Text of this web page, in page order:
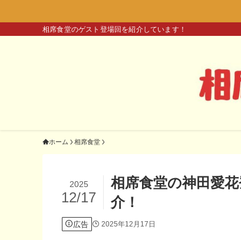
相席食堂のゲスト登場回を紹介しています！
ホーム 相席食堂
相席食堂の神田愛
介！
2025
12/17
広告 2025年12月17日